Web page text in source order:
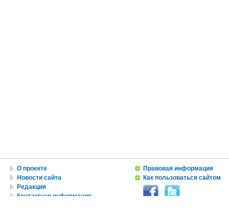
О проекте
Новости сайта
Редакция
Контактная информация
Правовая информация
Как пользоваться сайтом